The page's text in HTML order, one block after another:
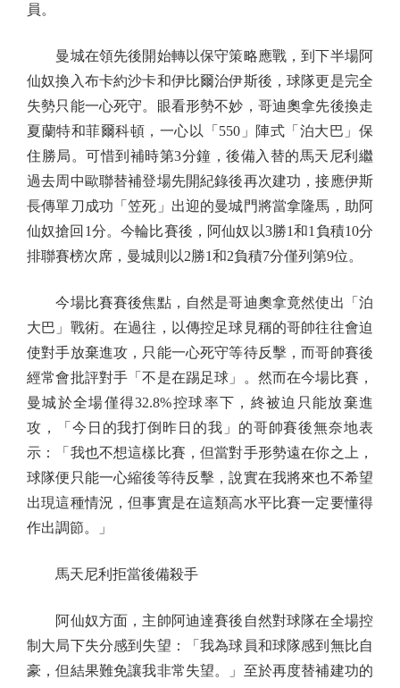
員。
曼城在領先後開始轉以保守策略應戰，到下半場阿
仙奴換入布卡約沙卡和伊比爾治伊斯後，球隊更是完全
失勢只能一心死守。眼看形勢不妙，哥迪奧拿先後換走
夏蘭特和菲爾科頓，一心以「550」陣式「泊大巴」保
住勝局。可惜到補時第3分鐘，後備入替的馬天尼利繼
過去周中歐聯替補登場先開紀錄後再次建功，接應伊斯
長傳單刀成功「笠死」出迎的曼城門將當拿隆馬，助阿
仙奴搶回1分。今輪比賽後，阿仙奴以3勝1和1負積10分
排聯賽榜次席，曼城則以2勝1和2負積7分僅列第9位。
今場比賽賽後焦點，自然是哥迪奧拿竟然使出「泊
大巴」戰術。在過往，以傳控足球見稱的哥帥往往會迫
使對手放棄進攻，只能一心死守等待反擊，而哥帥賽後
經常會批評對手「不是在踢足球」。然而在今場比賽，
曼城於全場僅得32.8%控球率下，終被迫只能放棄進
攻，「今日的我打倒昨日的我」的哥帥賽後無奈地表
示：「我也不想這樣比賽，但當對手形勢遠在你之上，
球隊便只能一心縮後等待反擊，說實在我將來也不希望
出現這種情況，但事實是在這類高水平比賽一定要懂得
作出調節。」
馬天尼利拒當後備殺手
阿仙奴方面，主帥阿迪達賽後自然對球隊在全場控
制大局下失分感到失望：「我為球員和球隊感到無比自
豪，但結果難免讓我非常失望。」至於再度替補建功的